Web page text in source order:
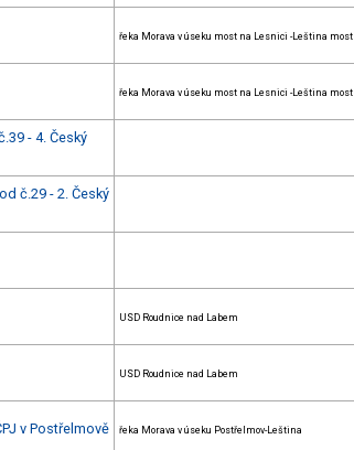
řeka Morava v úseku most na Lesnici -Leština most
řeka Morava v úseku most na Lesnici -Leština most
- 4. Český
č.29 - 2. Český
USD Roudnice nad Labem
USD Roudnice nad Labem
v Postřelmově řeka Morava v úseku Postřelmov-Leština